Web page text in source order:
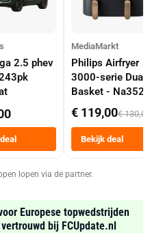
2.5 phev
MediaMarkt
Philips Airfryer
3000-serie Dual
Basket -
Dubbele Mand 9
Tot 6 Personen
Heteluchtfriteuse
Zwart
€ 119,00€ 130,00
Bekijk deal
lopen via de partner.
Europese topwedstrijden
bij FCUpdate.nl